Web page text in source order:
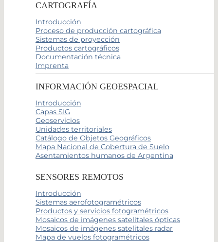
CARTOGRAFÍA
Introducción
Proceso de producción cartográfica
Sistemas de proyección
Productos cartográficos
Documentación técnica
Imprenta
INFORMACIÓN GEOESPACIAL
Introducción
Capas SIG
Geoservicios
Unidades territoriales
Catálogo de Objetos Geográficos
Mapa Nacional de Cobertura de Suelo
Asentamientos humanos de Argentina
SENSORES REMOTOS
Introducción
Sistemas aerofotogramétricos
Productos y servicios fotogramétricos
Mosaicos de imágenes satelitales ópticas
Mosaicos de imágenes satelitales radar
Mapa de vuelos fotogramétricos